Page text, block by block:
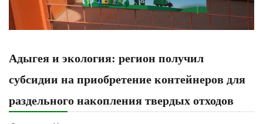
Адыгея и экология: регион получил
субсидии на приобретение контейнеров для
раздельного накопления твердых отходов